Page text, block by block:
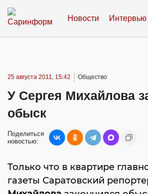
Новости Интервью
25 августа 2011, 15:42 Общество
У Сергея Михайлова
обыск
Поделиться
новостью:
Только что в квартире
газеты Саратовский